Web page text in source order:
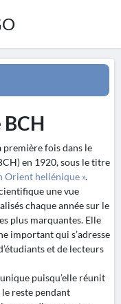
BCH
fois dans le
en 1920, sous le titre
Orient hellénique ».
une vue
chaque année sur le
plus marquantes. Elle
important qui s’adresse
et de lecteurs
puisqu’elle réunit
reste pendant